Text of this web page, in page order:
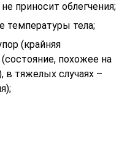
приносит облегчения;
температуры тела;
(крайняя
похожее на
тяжелых случаях –